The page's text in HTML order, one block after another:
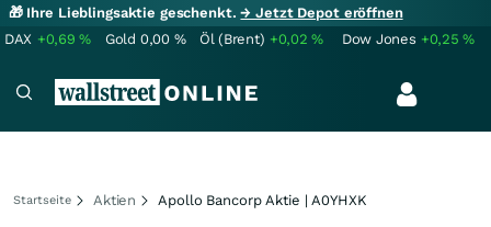
🎁 Ihre Lieblingsaktie geschenkt.→ Jetzt Depot eröffnen
DAX +0,69% Gold 0,00 % Öl (Brent) +0,02% Dow Jones +0,25%
Startseite Aktien Apollo Bancorp Aktie | A0YHXK